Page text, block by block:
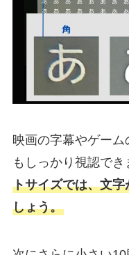
映画の字幕やゲー
もしっかり視認でき
トサイズでは、文
しょう。